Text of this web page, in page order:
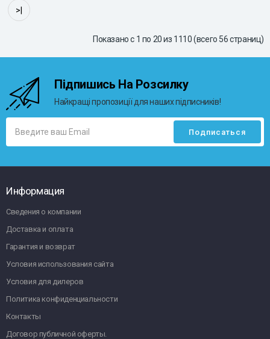
>|
Показано с 1 по 20 из 1110 (всего 56 страниц)
Підпишись На Розсилку
Найкращі пропозиції для наших підписників!
Информация
Сведения о компании
Доставка и оплата
Гарантия и возврат
Условия использования сайта
Условия для дилеров
Политика конфиденциальности
Контакты
Договор публичной оферты.